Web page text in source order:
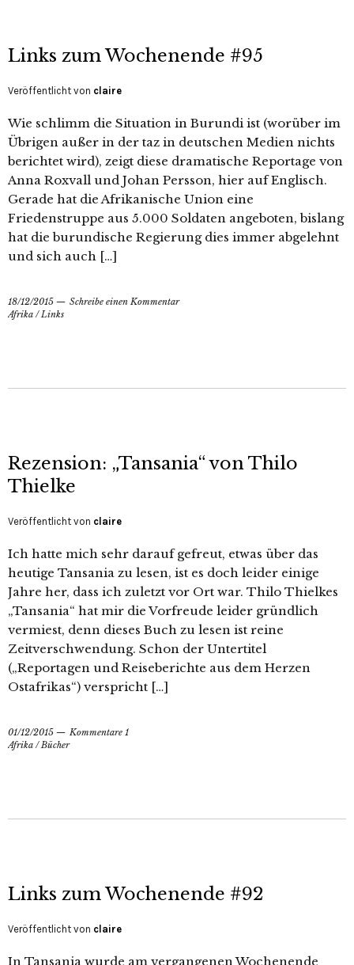
Links zum Wochenende #95
Veröffentlicht von claire
Wie schlimm die Situation in Burundi ist (worüber im
Übrigen außer in der taz in deutschen Medien nichts
berichtet wird), zeigt diese dramatische Reportage von
Anna Roxvall und Johan Persson, hier auf Englisch.
Gerade hat die Afrikanische Union eine
Friedenstruppe aus 5.000 Soldaten angeboten, bislang
hat die burundische Regierung dies immer abgelehnt
und sich auch […]
18/12/2015
Schreibe einen Kommentar
Afrika /Links
Rezension: „Tansania“ von Thilo
Thielke
Veröffentlicht von claire
Ich hatte mich sehr darauf gefreut, etwas über das
heutige Tansania zu lesen, ist es doch leider einige
Jahre her, dass ich zuletzt vor Ort war. Thilo Thielkes
„Tansania“ hat mir die Vorfreude leider gründlich
vermiest, denn dieses Buch zu lesen ist reine
Zeitverschwendung. Schon der Untertitel
(„Reportagen und Reiseberichte aus dem Herzen
Ostafrikas“) verspricht […]
01/12/2015
Kommentare 1
Afrika /Bücher
Links zum Wochenende #92
Veröffentlicht von claire
In Tansania wurde am vergangenen Wochenende